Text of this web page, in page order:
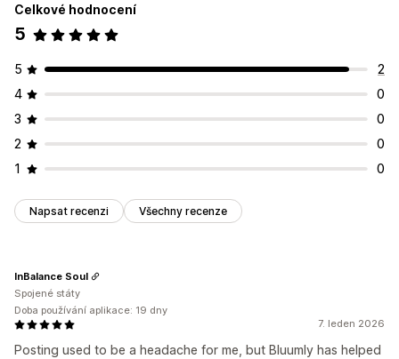
Celkové hodnocení
5
5
2
4
0
3
0
2
0
1
0
Napsat recenzi Všechny recenze
7. leden 2026
Posting used to be a headache for me, but Bluumly has helped
InBalance Soul
Spojené státy
Doba používání aplikace: 19 dny